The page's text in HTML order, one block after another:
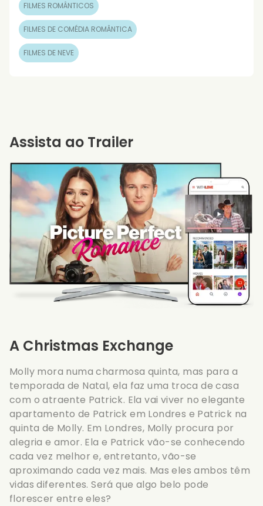
FILMES ROMÂNTICOS
FILMES DE COMÉDIA ROMÂNTICA
FILMES DE NEVE
A Christmas Exchange
Molly mora numa charmosa quinta, mas para a
temporada de Natal, ela faz uma troca de casa
com o atraente Patrick. Ela vai viver no elegante
apartamento de Patrick em Londres e Patrick na
quinta de Molly. Em Londres, Molly procura por
alegria e amor. Ela e Patrick vão-se conhecendo
cada vez melhor e, entretanto, vão-se
aproximando cada vez mais. Mas eles ambos têm
vidas diferentes. Será que algo belo pode
florescer entre eles?
Assista ao Trailer